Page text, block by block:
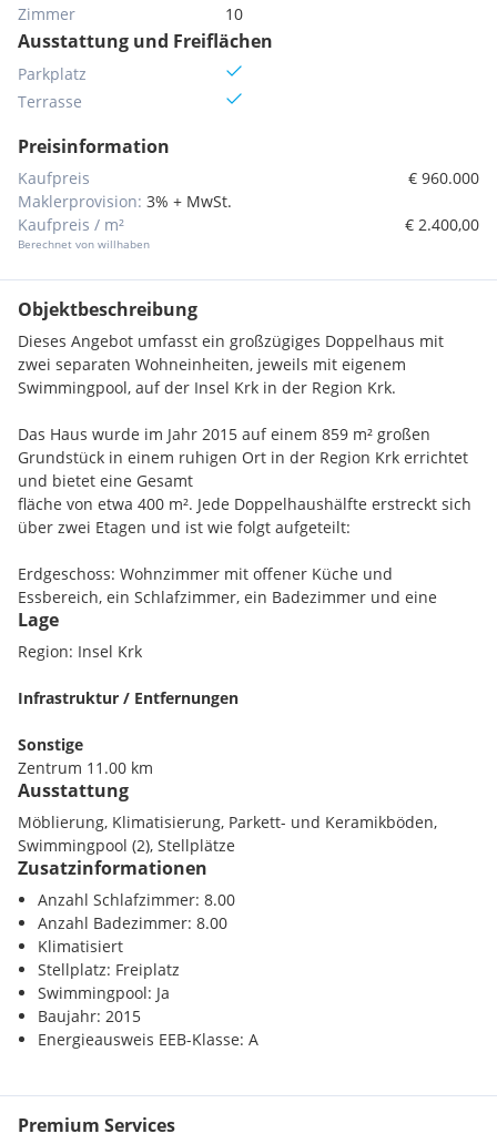
Zimmer
10
Ausstattung und Freiflächen
Parkplatz
Terrasse
Preisinformation
Kaufpreis
€ 960.000
Maklerprovision: 3% + MwSt.
Kaufpreis / m²
Berechnet von willhaben
€ 2.400,00
Objektbeschreibung
Dieses Angebot umfasst ein großzügiges Doppelhaus mit
zwei separaten Wohneinheiten, jeweils mit eigenem
Swimmingpool, auf der Insel Krk in der Region Krk.
Das Haus wurde im Jahr 2015 auf einem 859 m² großen
Grundstück in einem ruhigen Ort in der Region Krk errichtet
und bietet eine Gesamt
fläche von etwa 400 m². Jede Doppelhaushälfte erstreckt sich
über zwei Etagen und ist wie folgt aufgeteilt:
Erdgeschoss: Wohnzimmer mit offener Küche und
Essbereich, ein Schlafzimmer, ein Badezimmer und eine
Terrasse.
Obergeschoss: Drei Schlafzimmer, drei Badezimmer und eine
Terrasse.
Die Außenbereiche beider Doppelhaushälften sind mit einem
Swimmingpool, Sonnenterrassen,
Sommerküchen/Grillbereichen und Stellplätzen ausgestattet.
Die Entfernung zum Meer beträgt etwa zwei Kilometer, und
das lebhafte Stadtzentrum von Krk ist in etwa 11 Kilometern
mit dem Auto erreichbar.
Lage
Region: Insel Krk
Infrastruktur / Entfernungen
Sonstige
Zentrum 11.00 km
Ausstattung
Möblierung, Klimatisierung, Parkett- und Keramikböden,
Swimmingpool (2), Stellplätze
Zusatzinformationen
Anzahl Schlafzimmer: 8.00
Anzahl Badezimmer: 8.00
Klimatisiert
Stellplatz: Freiplatz
Swimmingpool: Ja
Baujahr: 2015
Energieausweis EEB-Klasse: A
Premium Services